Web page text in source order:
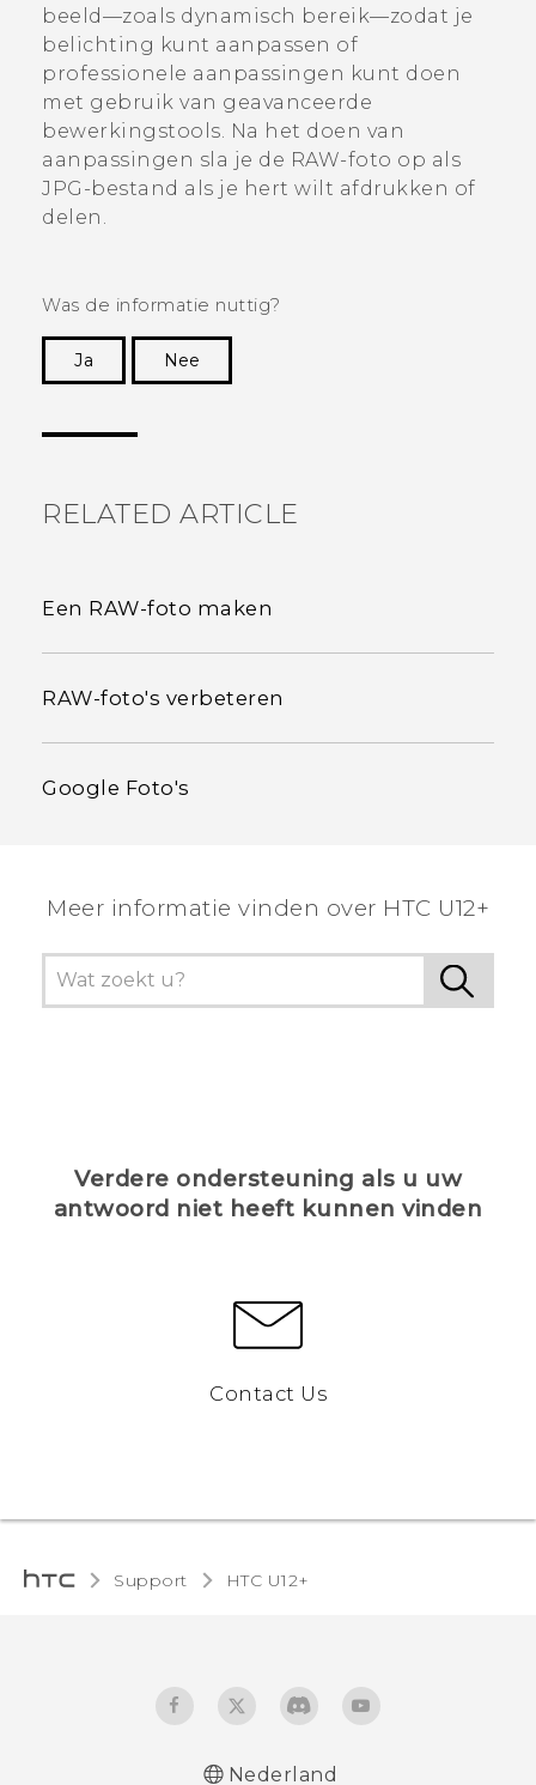
beeld—zoals dynamisch bereik—zodat je
belichting kunt aanpassen of
professionele aanpassingen kunt doen
met gebruik van geavanceerde
bewerkingstools. Na het doen van
aanpassingen sla je de RAW-foto op als
JPG-bestand als je hert wilt afdrukken of
delen.
Was de informatie nuttig?
Ja
Nee
RELATED ARTICLE
Een RAW-foto maken
RAW-foto's verbeteren
Google Foto's
Meer informatie vinden over HTC U12+
Verdere ondersteuning als u uw
antwoord niet heeft kunnen vinden
Contact Us
Support HTC U12+‎
Nederland